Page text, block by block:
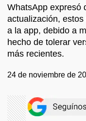
WhatsApp expresó
actualización,
a la app, debido a
hecho de tolerar
más recientes.
24 de noviembre de